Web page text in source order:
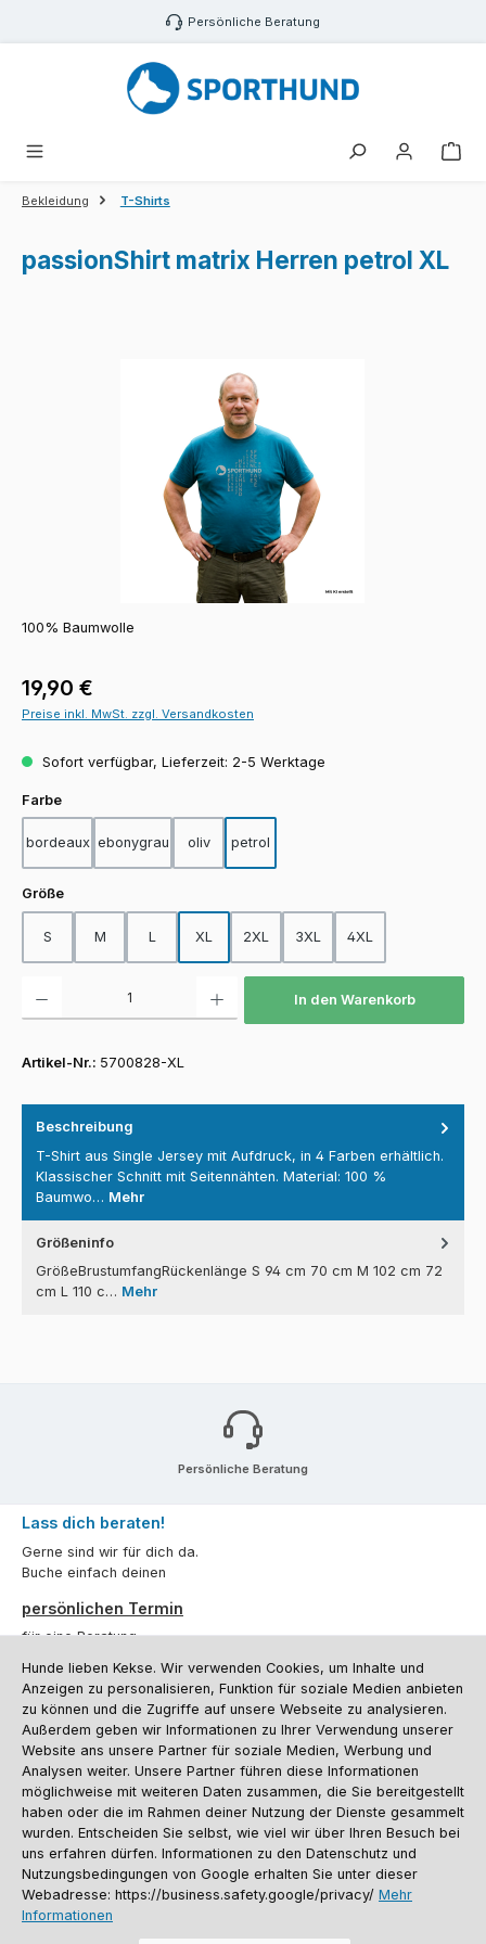
Zum Hauptinhalt springen Persönliche Beratung
Bekleidung T-Shirts
passionShirt matrix Herren petrol XL
100% Baumwolle
Regulärer Preis:
19,90 €
Preise inkl. MwSt. zzgl. Versandkosten
Sofort verfügbar, Lieferzeit: 2-5 Werktage
Farbeauswählen
bordeaux ebonygrau oliv petrol
Größeauswählen
S M L XL 2XL 3XL 4XL
In den Warenkorb
Artikel-Nr.: 5700828-XL
Beschreibung
T-Shirt aus Single Jersey mit Aufdruck, in 4 Farben erhältlich.
Klassischer Schnitt mit Seitennähten. Material: 100 %
Baumwo… Mehr
Größeninfo
GrößeBrustumfangRückenlänge S 94 cm 70 cm M 102 cm 72
cm L 110 c… Mehr
Persönliche Beratung
Lass dich beraten!
Gerne sind wir für dich da.
Buche einfach deinen
persönlichen Termin
für eine Beratung.
Oder über unserKontaktformular.
Vertrag widerrufen
Kundenservice
Informationen
Social Media und Kontakt
Versandinformationen
Batterieentsorgung
Warenrücksendung Sporthund Katalog
Hunde lieben Kekse. Wir verwenden Cookies, um Inhalte und
Anzeigen zu personalisieren, Funktion für soziale Medien anbieten
zu können und die Zugriffe auf unsere Webseite zu analysieren.
Außerdem geben wir Informationen zu Ihrer Verwendung unserer
Website ans unsere Partner für soziale Medien, Werbung und
Analysen weiter. Unsere Partner führen diese Informationen
möglichweise mit weiteren Daten zusammen, die Sie bereitgestellt
haben oder die im Rahmen deiner Nutzung der Dienste gesammelt
wurden. Entscheiden Sie selbst, wie viel wir über Ihren Besuch bei
uns erfahren dürfen. Informationen zu den Datenschutz und
Nutzungsbedingungen von Google erhalten Sie unter dieser
Webadresse: https://business.safety.google/privacy/ Mehr
Informationen